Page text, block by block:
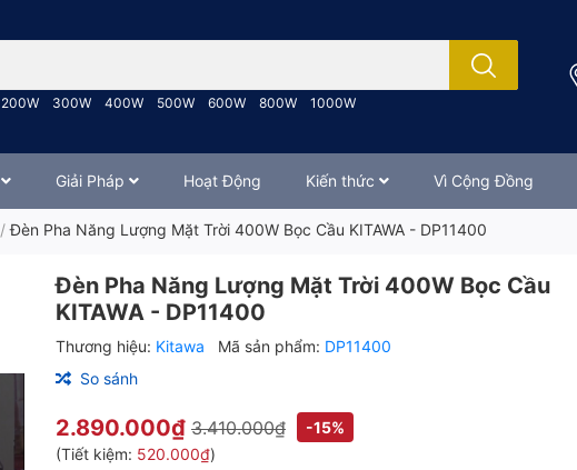
200W 300W 400W 500W 600W 800W 1000W
Giải Pháp Hoạt Động Kiến thức Vì Cộng Đồng
/Đèn Pha Năng Lượng Mặt Trời 400W Bọc Cầu KITAWA - DP11400
Đèn Pha Năng Lượng Mặt Trời 400W Bọc Cầu
KITAWA - DP11400
Thương hiệu: Kitawa Mã sản phẩm: DP11400
So sánh
2.890.000₫ 3.410.000₫
-15%
(Tiết kiệm: 520.000₫)